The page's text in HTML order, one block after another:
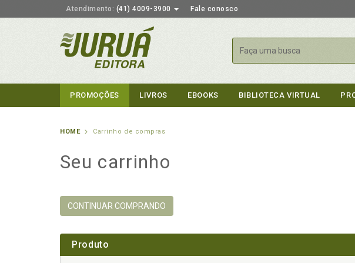
Atendimento: (41) 4009-3900 Fale conosco
Buscar
PROMOÇÕES LIVROS EBOOKS BIBLIOTECA VIRTUAL
HOME Carrinho de compras
Seu carrinho
CONTINUAR COMPRANDO
Produto